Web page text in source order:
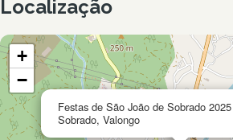
Localização
Festas de São João de Sobrado
Sobrado, Valongo
+
−